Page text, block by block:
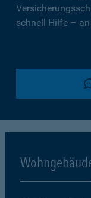
schnell Hilfe –